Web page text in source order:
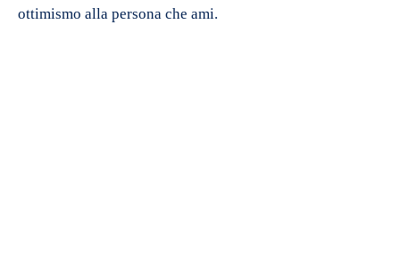
ottimismo alla persona che ami.